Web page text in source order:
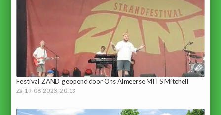
Festival ZAND geopend door Ons Almeerse MITS Mitchell
Za 19-08-2023, 20:13